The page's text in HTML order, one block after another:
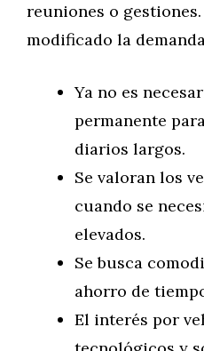
reuniones o
modificado la
Ya no es
permanente
diarios largos.
Se valoran los
cuando se
elevados.
Se busca
ahorro de
El interés por